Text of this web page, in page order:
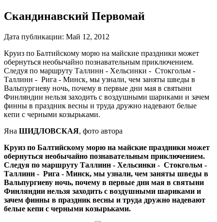
Скандинавский Первомай
Дата публикации: Май 12, 2012
Круиз по Балтийско­му морю на майские праздники может
обернуться необычайно познавательным приклю­чением.
Следуя по марш­руту Таллинн - Хельсинки - Стокгольм -
Таллинн - Рига - Минск, мы узнали, чем заняты шведы в
Валь­пургиеву ночь, почему в первые дни мая в святыни
Финляндии нельзя заходить с воздушными шариками и зачем
финны в праздник весны и труда дружно наде­вают белые
кепи с черными козырьками.
Яна ШИДЛОВСКАЯ, фото автора
Круиз по Балтийско­му морю на майские праздники может
обернуться необычайно познавательным приклю­чением.
Следуя по марш­руту Таллинн - Хельсинки - Стокгольм -
Таллинн - Рига - Минск, мы узнали, чем заняты шведы в
Валь­пургиеву ночь, почему в первые дни мая в святыни
Финляндии нельзя заходить с воздушными шариками и
зачем финны в праздник весны и труда дружно наде­вают
белые кепи с черными козырьками.